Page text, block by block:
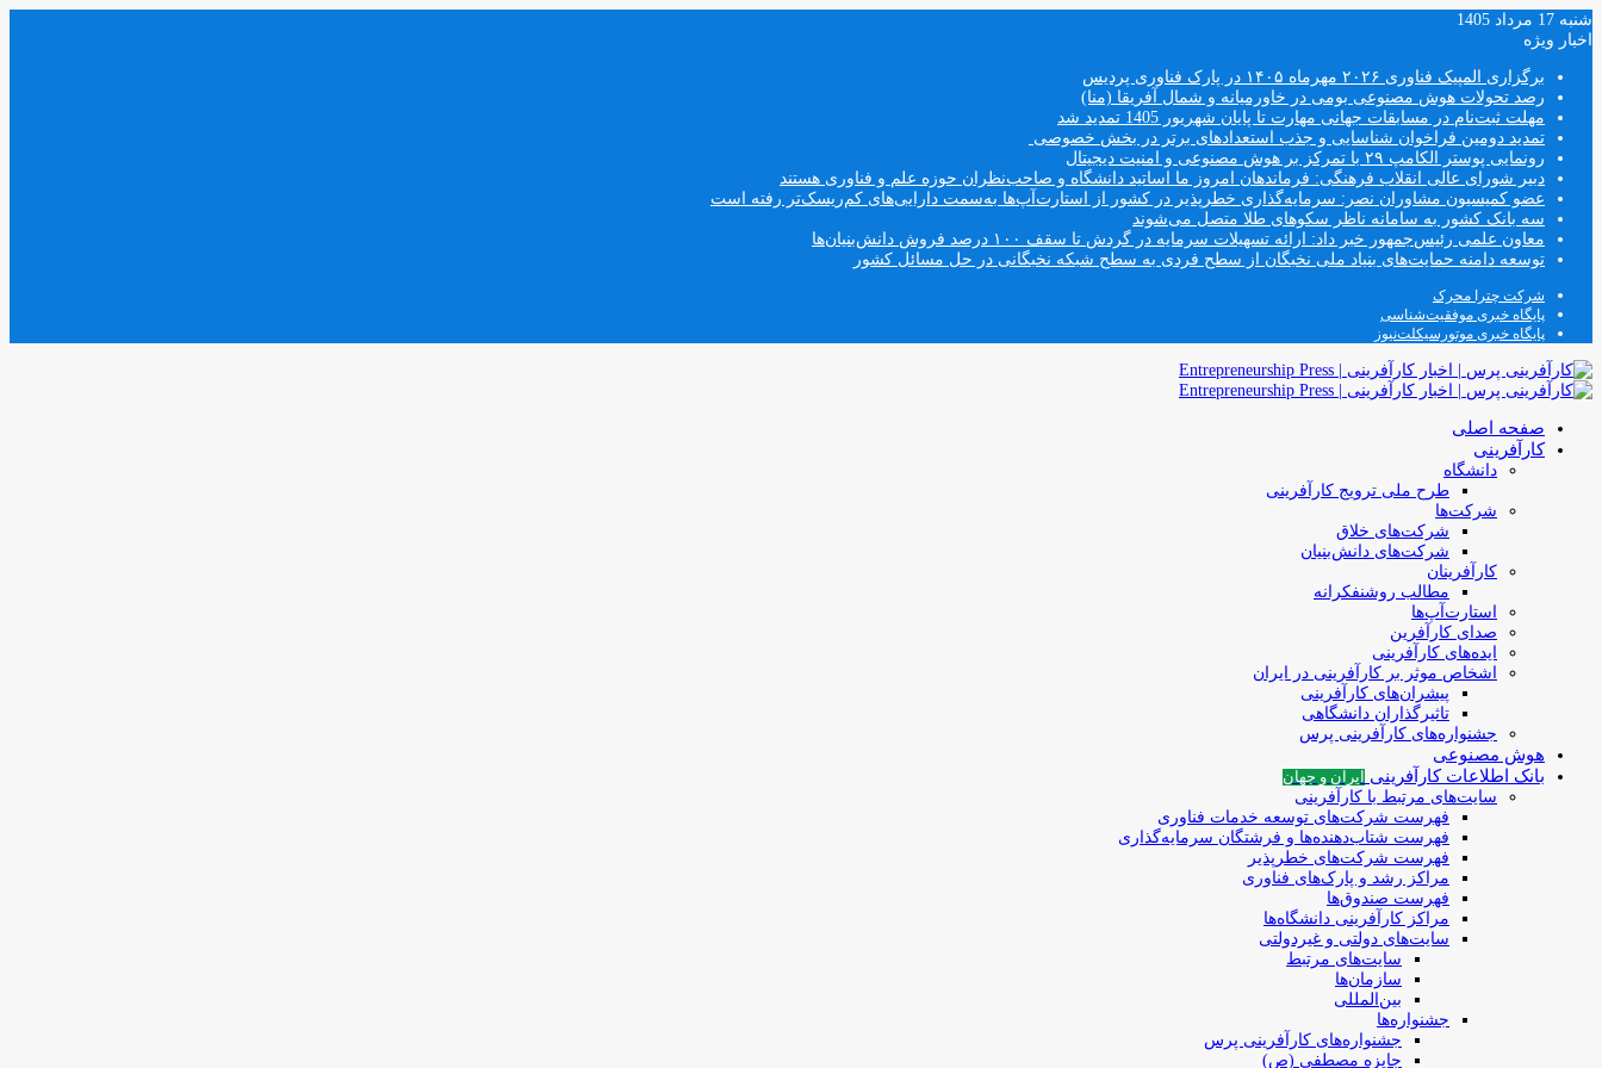
شنبه 17 مرداد 1405
اخبار ویژه
برگزاری المپیک فناوری ۲۰۲۶ مهرماه ۱۴۰۵ در پارک فناوری پردیس
رصد تحولات هوش مصنوعی بومی در خاورمیانه و شمال آفریقا (منا)
مهلت ثبت‌نام در مسابقات جهانی مهارت تا پایان شهریور 1405 تمدید شد
تمدید دومین فراخوان شناسایی و جذب استعدادهای برتر در بخش خصوصی
رونمایی پوستر الکامپ ۲۹ با تمرکز بر هوش مصنوعی و امنیت دیجیتال
دبیر شورای عالی انقلاب فرهنگی: فرماندهان امروز ما اساتید دانشگاه و صاحب‌نظران حوزه علم و فناوری هستند
عضو کمیسیون مشاوران نصر: سرمایه‌گذاری خطرپذیر در کشور از استارت‌آپ‌ها به‌سمت دارایی‌های کم‌ریسک‌تر رفته است
سه بانک کشور به سامانه ناظر سکوهای طلا متصل می‌شوند
معاون علمی رئیس‌جمهور خبر داد: ارائه تسهیلات سرمایه در گردش تا سقف ۱۰۰ درصد فروش دانش‌بنیان‌ها
توسعه دامنه حمایت‌های بنیاد ملی نخبگان از سطح فردی به سطح شبکه نخبگانی در حل مسائل کشور
شرکت چترا محرک
پایگاه خبری موفقیت‌شناسی
پایگاه خبری موتورسیکلت‌نیوز
صفحه اصلی
کارآفرینی
دانشگاه
طرح ملی ترویج کارآفرینی
شرکت‌ها
شرکت‌های خلاق
شرکت‌های دانش‌بنیان
کارآفرینان
مطالب روشنفکرانه
استارت‌آپ‌ها
صدای کارآفرین
ایده‌های کارآفرینی
اشخاص موثر بر کارآفرینی در ایران
پیشران‌های کارآفرینی
تاثیرگذاران دانشگاهی
جشنواره‌های کارآفرینی‌ پرس
هوش مصنوعی
بانک اطلاعات کارآفرینی
ایران و جهان
سایت‌های مرتبط با کارآفرینی
فهرست شرکت‌های‌‌ توسعه‌ خدمات فناوری
فهرست شتاب‌دهنده‌ها‌ و فرشتگان‌ سرمایه‌گذاری
فهرست شرکت‌های خطرپذیر
مراکز رشد و پارک‌های فناوری
فهرست صندوق‌ها
مراکز کارآفرینی دانشگاه‌ها
سایت‌های دولتی و غیردولتی
سایت‌های مرتبط
سازمان‌ها
بین‌المللی
جشنواره‌ها
جشنواره‌های کارآفرینی‌ پرس
جایزه مصطفی (ص)